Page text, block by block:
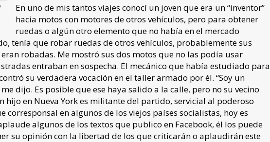
En uno de mis tantos viajes conocí un joven que era un “inventor”
hacia motos con motores de otros vehículos, pero para obtener
ruedas o algún otro elemento que no había en el mercado
tenía que robar ruedas de otros vehículos, probablemente sus
robadas. Me mostró sus dos motos que no las podía usar
entraban en sospecha. El mecánico que había estudiado para
su verdadera vocación en el taller armado por él. “Soy un
dijo. Es posible que ese haya salido a la calle, pero no su vecino
hijo en Nueva York es militante del partido, servicial al poderoso
corresponsal en algunos de los viejos países socialistas, hoy es
algunos de los textos que publico en Facebook, él los puede
su opinión con la libertad de los que criticarán o aplaudirán este